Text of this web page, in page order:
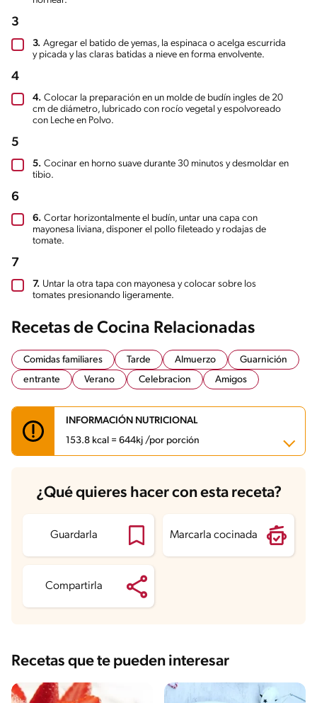
3
3. Agregar el batido de yemas, la espinaca o acelga escurrida
y picada y las claras batidas a nieve en forma envolvente.
4
4. Colocar la preparación en un molde de budín ingles de 20
cm de diámetro, lubricado con rocío vegetal y espolvoreado
con Leche en Polvo.
5
5. Cocinar en horno suave durante 30 minutos y desmoldar en
tibio.
6
6. Cortar horizontalmente el budín, untar una capa con
mayonesa liviana, disponer el pollo fileteado y rodajas de
tomate.
7
7. Untar la otra tapa con mayonesa y colocar sobre los
tomates presionando ligeramente.
Recetas de Cocina Relacionadas
Comidas familiares Tarde Almuerzo
Guarnición
entrante
Verano Celebracion Amigos
INFORMACIÓN NUTRICIONAL
153.8 kcal = 644kj /por porción
Carbohidratos 1.8 g
Energía 153.8 kcal
Proteína
Grasas saturadas 3.3 g
Sodio 257.5 mg
¿Qué quieres hacer con esta receta?
Guardarla Marcarla cocinada
Compartirla
Recetas que te pueden interesar